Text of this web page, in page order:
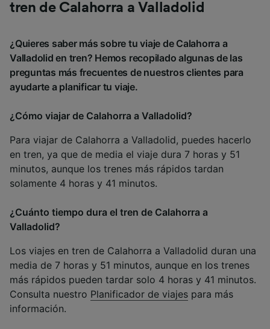
tren de Calahorra a Valladolid
¿Quieres saber más sobre tu viaje de Calahorra a
Valladolid en tren? Hemos recopilado algunas de las
preguntas más frecuentes de nuestros clientes para
ayudarte a planificar tu viaje.
¿Cómo viajar de Calahorra a Valladolid?
Para viajar de Calahorra a Valladolid, puedes hacerlo
en tren, ya que de media el viaje dura 7 horas y 51
minutos, aunque los trenes más rápidos tardan
solamente 4 horas y 41 minutos.
¿Cuánto tiempo dura el tren de Calahorra a
Valladolid?
Los viajes en tren de Calahorra a Valladolid duran una
media de 7 horas y 51 minutos, aunque en los trenes
más rápidos pueden tardar solo 4 horas y 41 minutos.
Consulta nuestro Planificador de viajes para más
información.